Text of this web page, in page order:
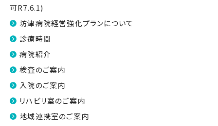
可R7.6.1)
坊津病院経営強化プランについて
診療時間
病院紹介
検査のご案内
入院のご案内
リハビリ室のご案内
地域連携室のご案内